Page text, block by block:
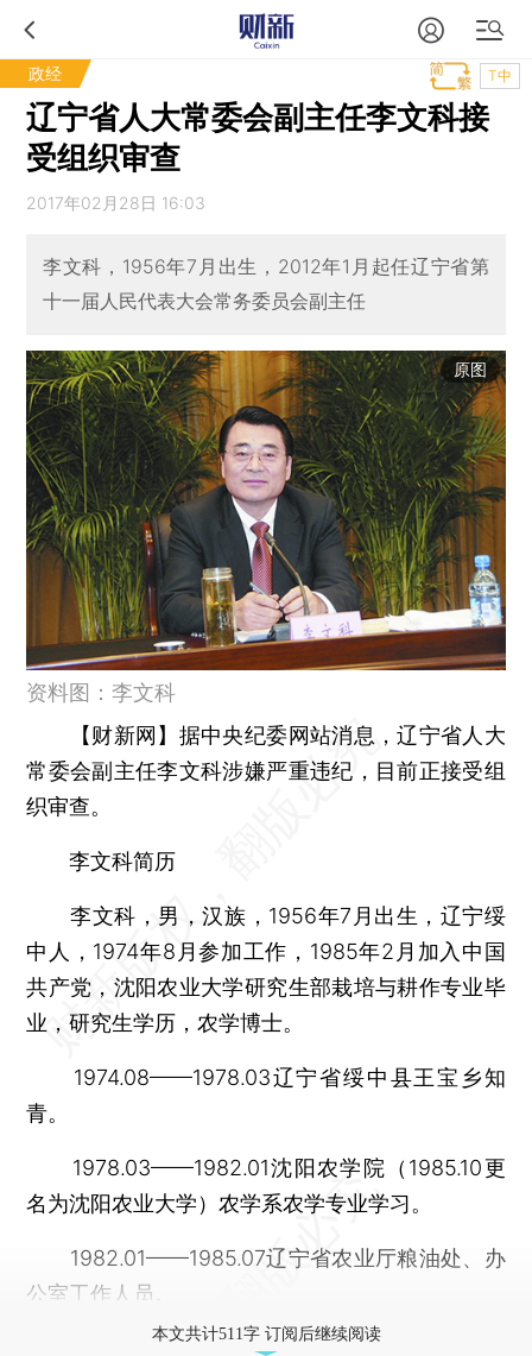
政经 T中
辽宁省人大常委会副主任李文科接
受组织审查
2017年02月28日 16:03
李文科，1956年7月出生，2012年1月起任辽宁省第
十一届人民代表大会常务委员会副主任
原图
资料图：李文科
【财新网】 据中央纪委网站消息，辽宁省人大
常委会副主任李文科涉嫌严重违纪，目前正接受组
织审查。
李文科简历
李文科，男，汉族，1956年7月出生，辽宁绥
中人，1974年8月参加工作，1985年2月加入中国
共产党，沈阳农业大学研究生部栽培与耕作专业毕
业，研究生学历，农学博士。
1974.08——1978.03辽宁省绥中县王宝乡知
青。
1978.03——1982.01沈阳农学院（1985.10更
名为沈阳农业大学）农学系农学专业学习。
1982.01——1985.07辽宁省农业厅粮油处、办
公室工作人员。
本文共计511字 订阅后继续阅读